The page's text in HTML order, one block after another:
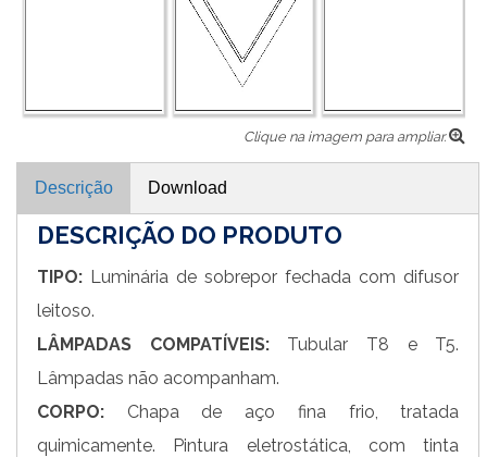
Clique na imagem para ampliar.
Descrição Download
DESCRIÇÃO DO PRODUTO
TIPO: Luminária de sobrepor fechada com difusor
leitoso.
LÂMPADAS COMPATÍVEIS:Tubular T8 e T5.
Lâmpadas não acompanham.
CORPO: Chapa de aço fina frio, tratada
quimicamente. Pintura eletrostática, com tinta